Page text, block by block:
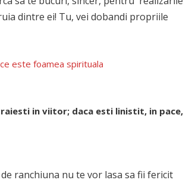
dintre ei! Tu, vei dobandi propriile
este foamea spirituala
in viitor; daca esti linistit, in pace,
ranchiuna nu te vor lasa sa fii fericit